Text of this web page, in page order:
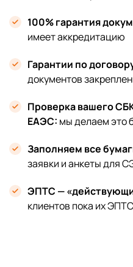
100% гарантия
имеет аккредитацию
Гарантии по
документов
Проверка вашего
ЕАЭС: мы делаем это
Заполняем все
заявки и анкеты для
ЭПТС —
клиентов пока их